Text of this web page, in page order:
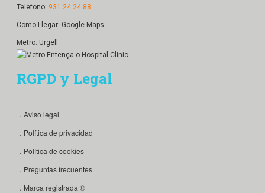
Telefono: 931 24 24 88
Como Llegar: Google Maps
Metro: Urgell
RGPD y Legal
．Aviso legal
．Política de privacidad
．Política de cookies
．Preguntas frecuentes
．Marca registrada ®